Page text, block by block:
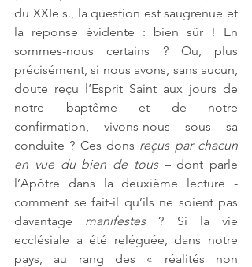
du XXIe s., la question est saugrenue et
la réponse évidente : bien sûr ! En
sommes-nous certains ? Ou, plus
précisément, si nous avons, sans aucun,
doute reçu l’Esprit Saint aux jours de
notre baptême et de notre
confirmation, vivons-nous sous sa
conduite ? Ces dons reçus par chacun
en vue du bien de tous – dont parle
l’Apôtre dans la deuxième lecture -
comment se fait-il qu’ils ne soient pas
davantage manifestes ? Si la vie
ecclésiale a été reléguée, dans notre
pays, au rang des « réalités non